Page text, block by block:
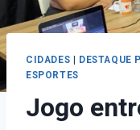
CIDADES DESTAQUE
ESPORTES
Jogo